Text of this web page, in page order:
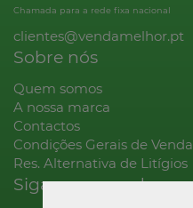
Chamada para a rede fixa nacional
clientes@vendamelhor.pt
Sobre nós
Quem somos
A nossa marca
Contactos
Condições Gerais de Venda
Res. Alternativa de Litígios
Siga-nos na rede